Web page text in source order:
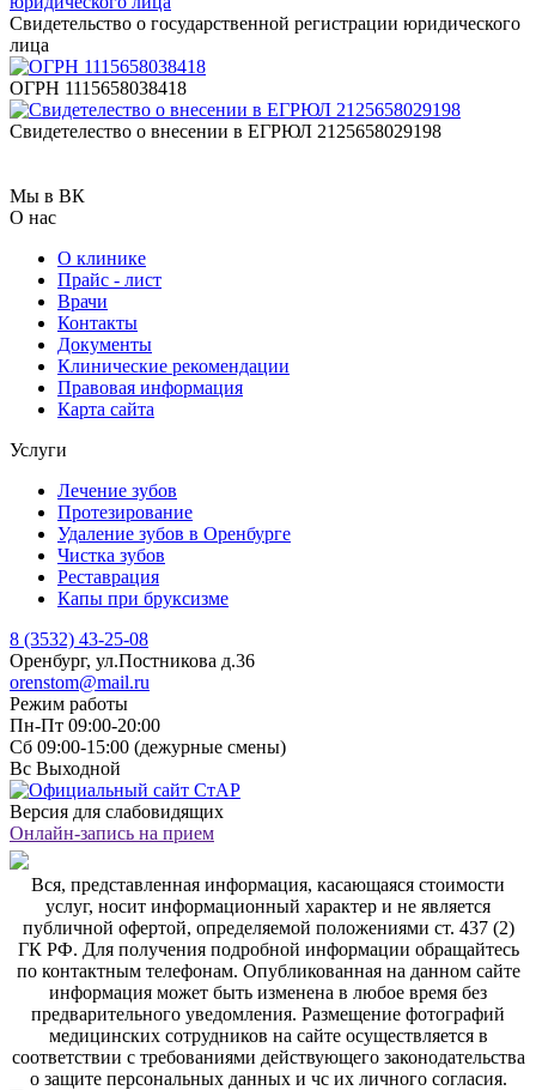
Свидетельство о государственной регистрации юридического
лица
ОГРН 1115658038418
Свидетелество о внесении в ЕГРЮЛ 2125658029198
Мы в ВК
О нас
О клинике
Прайс - лист
Врачи
Контакты
Документы
Клинические рекомендации
Правовая информация
Карта сайта
Услуги
Лечение зубов
Протезирование
Удаление зубов в Оренбурге
Чистка зубов
Реставрация
Капы при бруксизме
8 (3532) 43-25-08
Оренбург, ул.Постникова д.36
orenstom@mail.ru
Режим работы
Пн-Пт 09:00-20:00
Сб 09:00-15:00 (дежурные смены)
Вс Выходной
Версия для слабовидящих
Онлайн-запись на прием
Вся, представленная информация, касающаяся стоимости
услуг, носит информационный характер и не является
публичной офертой, определяемой положениями ст. 437 (2)
ГК РФ. Для получения подробной информации обращайтесь
по контактным телефонам. Опубликованная на данном сайте
информация может быть изменена в любое время без
предварительного уведомления. Размещение фотографий
медицинских сотрудников на сайте осуществляется в
соответствии с требованиями действующего законодательства
о защите персональных данных и чс их личного согласия.